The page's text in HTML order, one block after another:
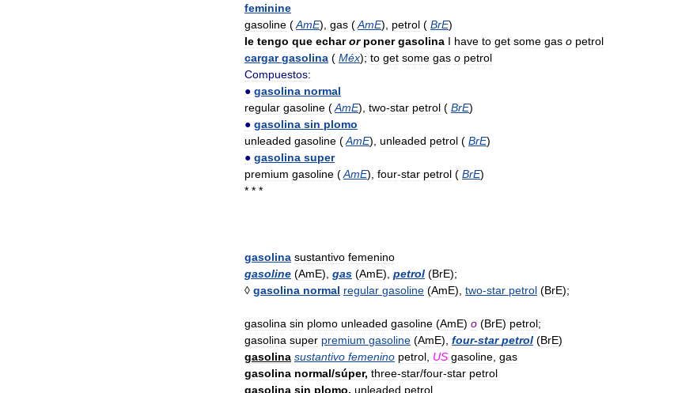
feminine
gasoline (AmE), gas (AmE), petrol ( BrE)
le tengo que echar or poner gasolina I have to get some gas o petrol
cargar gasolina ( Méx); to get some gas o petrol
Compuestos:
● gasolina normal
regular gasoline (AmE), two-star petrol ( BrE)
● gasolina sin plomo
unleaded gasoline (AmE), unleaded petrol ( BrE)
● gasolina super
premium gasoline (AmE), four-star petrol ( BrE)
* * *
gasolina sustantivo femenino
gasoline (AmE), gas (AmE), petrol (BrE);
◊ gasolina normal regular gasoline (AmE), two-star petrol (BrE);
gasolina sin plomo unleaded gasoline (AmE) o (BrE) petrol;
gasolina super premium gasoline (AmE), four-star petrol (BrE)
gasolina sustantivo femenino petrol US gasoline gas
gasolina normal/súper, three-star/four-star petrol
gasolina sin plomo, unleaded petrol